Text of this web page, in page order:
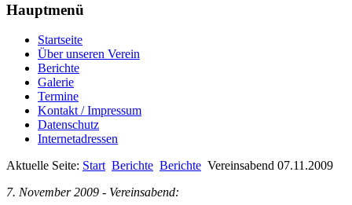
Hauptmenü
Startseite
Über unseren Verein
Berichte
Galerie
Termine
Kontakt / Impressum
Datenschutz
Internetadressen
Aktuelle Seite: Start Berichte Berichte Vereinsabend 07.11.2009
7. November 2009 - Vereinsabend: